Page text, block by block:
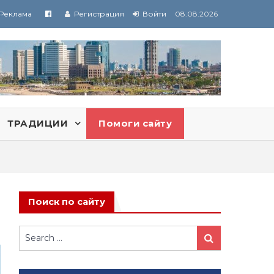
Реклама Регистрация Войти 08.08.2026
ТРАДИЦИИ Помоги сайту
Поиск по сайту
Search
for:
Search